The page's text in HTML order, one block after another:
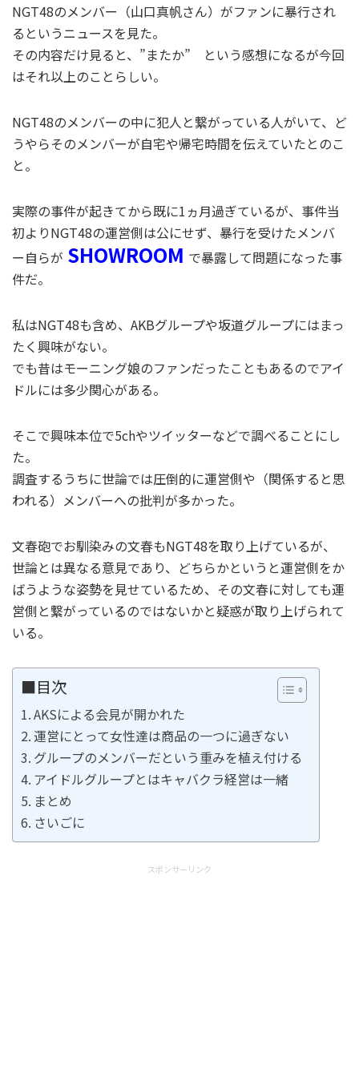
NGT48のメンバー（山口真帆さん）がファンに暴行され
るというニュースを見た。
その内容だけ見ると、”またか” という感想になるが今回
はそれ以上のことらしい。
NGT48のメンバーの中に犯人と繋がっている人がいて、ど
うやらそのメンバーが自宅や帰宅時間を伝えていたとのこ
と。
実際の事件が起きてから既に1ヵ月過ぎているが、事件当
初よりNGT48の運営側は公にせず、暴行を受けたメンバ
ー自らが SHOWROOM で暴露して問題になった事
件だ。
私はNGT48も含め、AKBグループや坂道グループにはまっ
たく興味がない。
でも昔はモーニング娘のファンだったこともあるのでアイ
ドルには多少関心がある。
そこで興味本位で5chやツイッターなどで調べることにし
た。
調査するうちに世論では圧倒的に運営側や（関係すると思
われる）メンバーへの批判が多かった。
文春砲でお馴染みの文春もNGT48を取り上げているが、
世論とは異なる意見であり、どちらかというと運営側をか
ばうような姿勢を見せているため、その文春に対しても運
営側と繋がっているのではないかと疑惑が取り上げられて
いる。
■目次
AKSによる会見が開かれた
運営にとって女性達は商品の一つに過ぎない
グループのメンバーだという重みを植え付ける
アイドルグループとはキャバクラ経営は一緒
まとめ
さいごに
スポンサーリンク